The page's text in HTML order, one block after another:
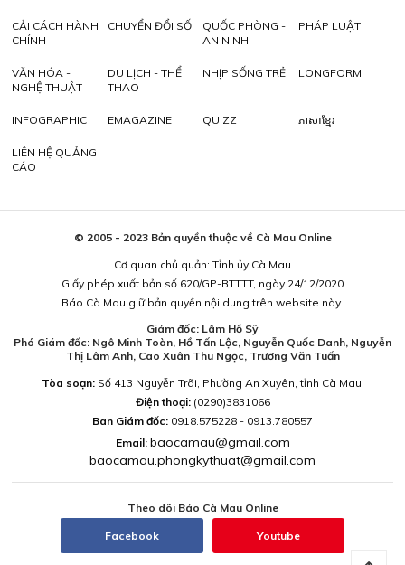
CẢI CÁCH HÀNH
CHÍNH
CHUYỂN ĐỔI SỐ
QUỐC PHÒNG -
AN NINH
PHÁP LUẬT
VĂN HÓA -
NGHỆ THUẬT
DU LỊCH - THỂ
THAO
NHỊP SỐNG TRẺ LONGFORM
INFOGRAPHIC EMAGAZINE QUIZZ ភាសាខ្មែរ
LIÊN HỆ QUẢNG
CÁO
© 2005 - 2023 Bản quyền thuộc về Cà Mau Online
Cơ quan chủ quản: Tỉnh ủy Cà Mau
Giấy phép xuất bản số 620/GP-BTTTT, ngày 24/12/2020
Báo Cà Mau giữ bản quyền nội dung trên website này.
Giám đốc: Lâm Hồ Sỹ
Phó Giám đốc: Ngô Minh Toàn, Hồ Tấn Lộc, Nguyễn Quốc Danh, Nguyễn
Thị Lâm Anh, Cao Xuân Thu Ngọc, Trương Văn Tuấn
Tòa soạn:Số 413 Nguyễn Trãi, Phường An Xuyên, tỉnh Cà Mau.
Điện thoại: (0290)3831066
Ban Giám đốc: 0918.575228 - 0913.780557
Email: baocamau@gmail.com
baocamau.phongkythuat@gmail.com
Theo dõi Báo Cà Mau Online
Facebook Youtube